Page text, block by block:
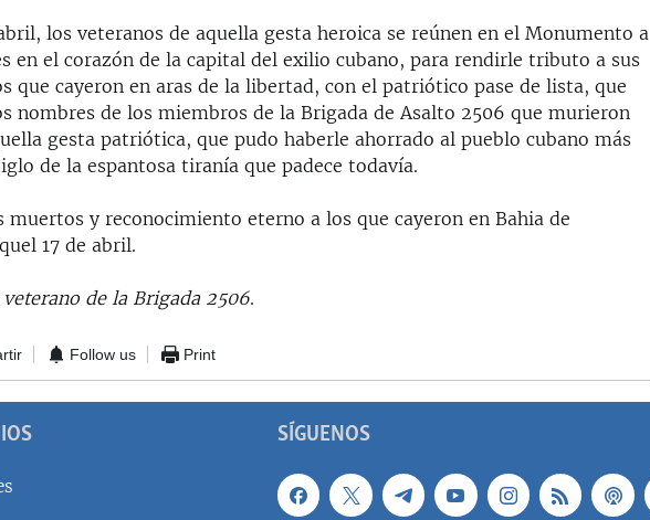
los veteranos de aquella gesta heroica se reúnen en el Monumento a
en el corazón de la capital del exilio cubano, para rendirle tributo a sus
que cayeron en aras de la libertad, con el patriótico pase de lista, que
nombres de los miembros de la Brigada de Asalto 2506 que murieron
gesta patriótica, que pudo haberle ahorrado al pueblo cubano más
de la espantosa tiranía que padece todavía.
muertos y reconocimiento eterno a los que cayeron en Bahia de
17 de abril.
de la Brigada 2506.
Follow us Print
SÍGUENOS